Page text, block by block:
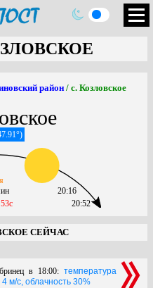
район / с. Козловское
20:52
20:16
СЕЙЧАС
в 18:00: температура
м/с, облачность 30%